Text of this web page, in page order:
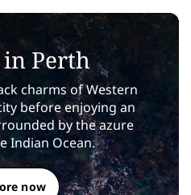
in Perth
charms of Western
before enjoying an
by the azure
Indian Ocean.
now